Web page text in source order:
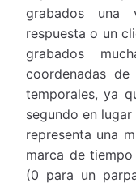
grabados una
respuesta o un
grabados
coordenadas
temporales, ya
segundo en
representa una
marca de
(0 para un